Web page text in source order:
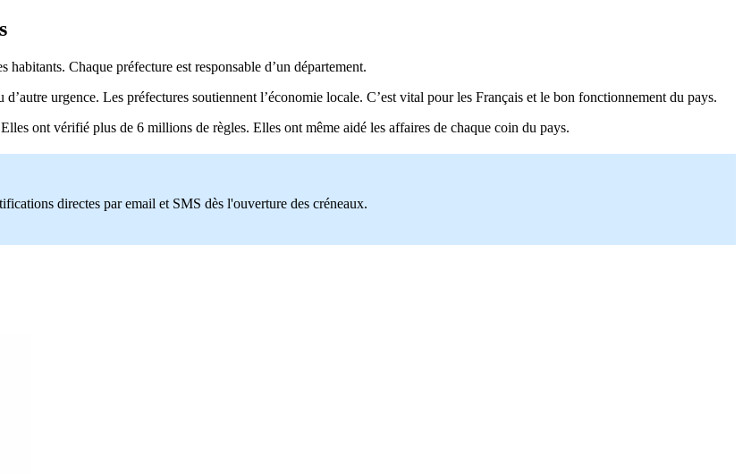
Chaque préfecture est responsable d’un département.
urgence. Les préfectures soutiennent l’économie locale. C’est vital pour les Français et le bon fonctionnement du pays.
ont vérifié plus de 6 millions de règles. Elles ont même aidé les affaires de chaque coin du pays.
directes par email et SMS dès l'ouverture des créneaux.